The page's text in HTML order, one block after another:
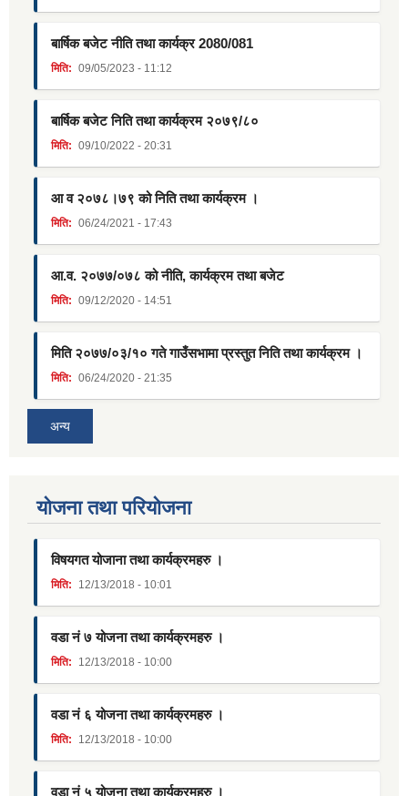
बार्षिक बजेट नीति तथा कार्यक्र 2080/081
मिति: 09/05/2023 - 11:12
बार्षिक बजेट निति तथा कार्यक्रम २०७९/८०
मिति: 09/10/2022 - 20:31
आ व २०७८।७९ को निति तथा कार्यक्रम ।
मिति: 06/24/2021 - 17:43
आ.व. २०७७/०७८ को नीति, कार्यक्रम तथा बजेट
मिति: 09/12/2020 - 14:51
मिति २०७७/०३/१० गते गाउँसभामा प्रस्तुत निति तथा कार्यक्रम ।
मिति: 06/24/2020 - 21:35
अन्य
याेजना तथा परियाेजना
विषयगत योजाना तथा कार्यक्रमहरु ।
मिति: 12/13/2018 - 10:01
वडा नं ७ योजना तथा कार्यक्रमहरु ।
मिति: 12/13/2018 - 10:00
वडा नं ६ योजना तथा कार्यक्रमहरु ।
मिति: 12/13/2018 - 10:00
वडा नं ५ योजना तथा कार्यक्रमहरु ।